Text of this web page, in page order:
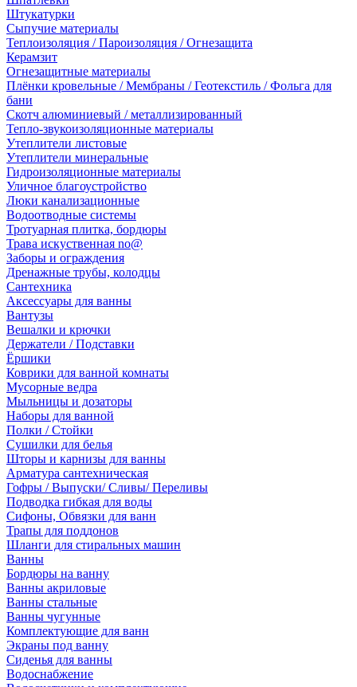
Штукатурки
Сыпучие материалы
Теплоизоляция / Пароизоляция / Огнезащита
Керамзит
Огнезащитные материалы
Плёнки кровельные / Мембраны / Геотекстиль / Фольга для
бани
Скотч алюминиевый / металлизированный
Тепло-звукоизоляционные материалы
Утеплители листовые
Утеплители минеральные
Гидроизоляционные материалы
Уличное благоустройство
Люки канализационные
Водоотводные системы
Тротуарная плитка, бордюры
Трава искуственная no@
Заборы и ограждения
Дренажные трубы, колодцы
Сантехника
Аксессуары для ванны
Вантузы
Вешалки и крючки
Держатели / Подставки
Ёршики
Коврики для ванной комнаты
Мусорные ведра
Мыльницы и дозаторы
Наборы для ванной
Полки / Стойки
Сушилки для белья
Шторы и карнизы для ванны
Арматура сантехническая
Гофры / Выпуски/ Сливы/ Переливы
Подводка гибкая для воды
Сифоны, Обвязки для ванн
Трапы для поддонов
Шланги для стиральных машин
Ванны
Бордюры на ванну
Ванны акриловые
Ванны стальные
Ванны чугунные
Комплектующие для ванн
Экраны под ванну
Сиденья для ванны
Водоснабжение